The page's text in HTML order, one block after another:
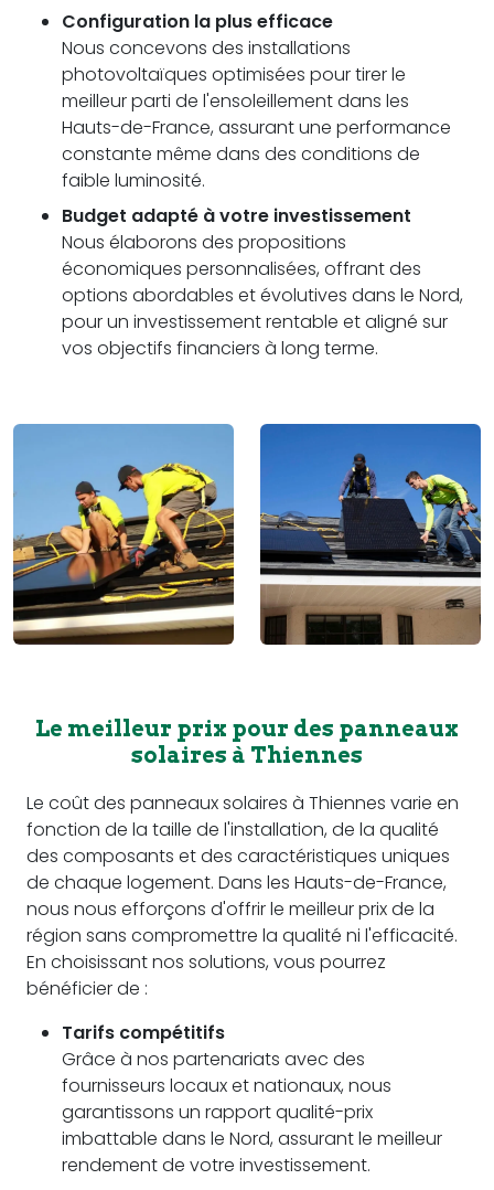
Configuration la plus efficace
Nous concevons des installations
photovoltaïques optimisées pour tirer le
meilleur parti de l'ensoleillement dans les
Hauts-de-France, assurant une performance
constante même dans des conditions de
faible luminosité.
Budget adapté à votre investissement
Nous élaborons des propositions
économiques personnalisées, offrant des
options abordables et évolutives dans le Nord,
pour un investissement rentable et aligné sur
vos objectifs financiers à long terme.
Le meilleur prix pour des panneaux
solaires à Thiennes
Le coût des panneaux solaires à Thiennes varie en
fonction de la taille de l'installation, de la qualité
des composants et des caractéristiques uniques
de chaque logement. Dans les Hauts-de-France,
nous nous efforçons d'offrir le meilleur prix de la
région sans compromettre la qualité ni l'efficacité.
En choisissant nos solutions, vous pourrez
bénéficier de :
Tarifs compétitifs
Grâce à nos partenariats avec des
fournisseurs locaux et nationaux, nous
garantissons un rapport qualité-prix
imbattable dans le Nord, assurant le meilleur
rendement de votre investissement.